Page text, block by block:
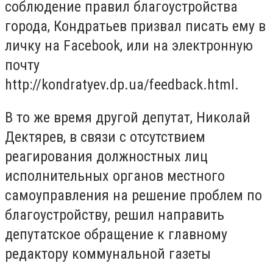
соблюдение правил благоустройства
города, Кондратьев призвал писать ему в
личку на Facebook, или на электронную
почту
http://kondratyev.dp.ua/feedback.html.
В то же время другой депутат, Николай
Дектярев, в связи с отсутствием
реагирования должностных лиц
исполнительных органов местного
самоуправления на решение проблем по
благоустройству, решил направить
депутатское обращение к главному
редактору коммунальной газеты